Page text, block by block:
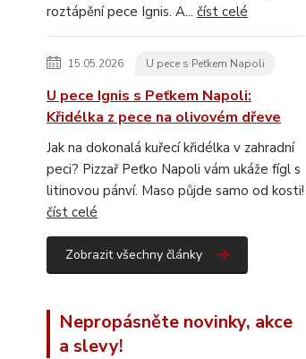
roztápění pece Ignis. A... číst celé
15.05.2026 U pece s Peťkem Napoli
U pece Ignis s Peťkem Napoli:
Křidélka z pece na olivovém dřeve
Jak na dokonalá kuřecí křidélka v zahradní
peci? Pizzař Peťko Napoli vám ukáže fígl s
litinovou pánví. Maso půjde samo od kosti!
číst celé
Zobrazit všechny články
Nepropásněte novinky, akce
a slevy!